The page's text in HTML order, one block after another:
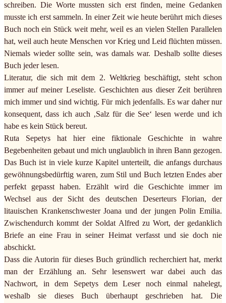
schreiben. Die Worte mussten sich erst finden, meine Gedanken
musste ich erst sammeln. In einer Zeit wie heute berührt mich dieses
Buch noch ein Stück weit mehr, weil es an vielen Stellen Parallelen
hat, weil auch heute Menschen vor Krieg und Leid flüchten müssen.
Niemals wieder sollte sein, was damals war. Deshalb sollte dieses
Buch jeder lesen.
Literatur, die sich mit dem 2. Weltkrieg beschäftigt, steht schon
immer auf meiner Leseliste. Geschichten aus dieser Zeit berühren
mich immer und sind wichtig. Für mich jedenfalls. Es war daher nur
konsequent, dass ich auch ‚Salz für die See‘ lesen werde und ich
habe es kein Stück bereut.
Ruta Sepetys hat hier eine fiktionale Geschichte in wahre
Begebenheiten gebaut und mich unglaublich in ihren Bann gezogen.
Das Buch ist in viele kurze Kapitel unterteilt, die anfangs durchaus
gewöhnungsbedürftig waren, zum Stil und Buch letzten Endes aber
perfekt gepasst haben. Erzählt wird die Geschichte immer im
Wechsel aus der Sicht des deutschen Deserteurs Florian, der
litauischen Krankenschwester Joana und der jungen Polin Emilia.
Zwischendurch kommt der Soldat Alfred zu Wort, der gedanklich
Briefe an eine Frau in seiner Heimat verfasst und sie doch nie
abschickt.
Dass die Autorin für dieses Buch gründlich recherchiert hat, merkt
man der Erzählung an. Sehr lesenswert war dabei auch das
Nachwort, in dem Sepetys dem Leser noch einmal nahelegt,
weshalb sie dieses Buch überhaupt geschrieben hat. Die